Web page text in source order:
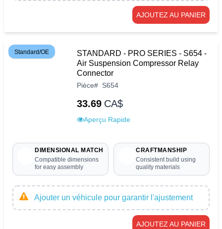
AJOUTEZ AU PANIER
Standard/OE
STANDARD - PRO SERIES - S654 -
Air Suspension Compressor Relay
Connector
Pièce# S654
33.69 CA$
Aperçu Rapide
DIMENSIONAL MATCH
Compatible dimensions
for easy assembly
CRAFTMANSHIP
Consistent build using
quality materials
Ajouter un véhicule pour garantir l'ajustement
AJOUTEZ AU PANIER